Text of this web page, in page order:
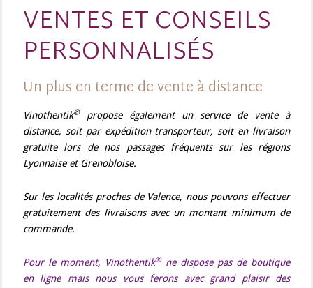
VENTES ET CONSEILS
PERSONNALISÉS
Un plus en terme de vente à distance
Vinothentik©propose également un service de vente à
distance, soit par expédition transporteur, soit en livraison
gratuite lors de nos passages fréquents sur les régions
Lyonnaise et Grenobloise.
Sur les localités proches de Valence, nous pouvons effectuer
gratuitement des livraisons avec un montant minimum de
commande.
Pour le moment, Vinothentik®ne dispose pas de boutique
en ligne mais nous vous ferons avec grand plaisir des